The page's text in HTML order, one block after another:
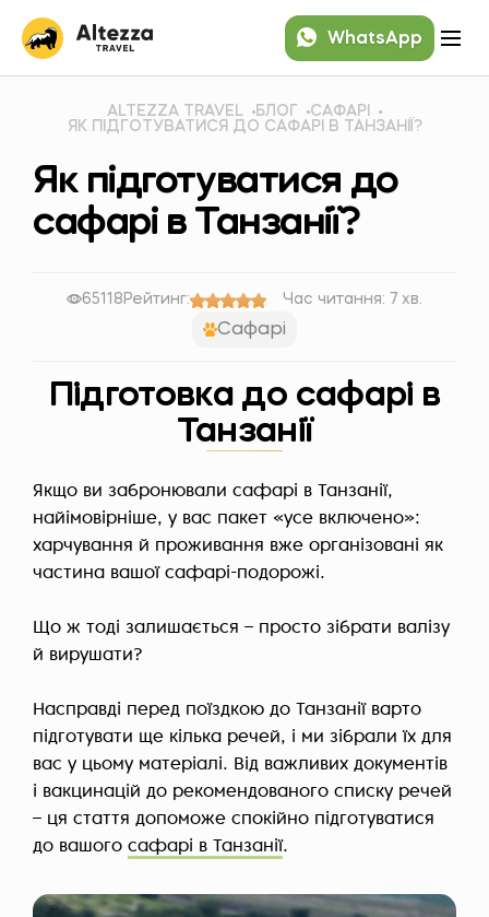
WhatsApp
ALTEZZA TRAVEL БЛОГ
САФАРІ
ЯК ПІДГОТУВАТИСЯ ДО САФАРІ В ТАНЗАНІЇ?
Як підготуватися до
сафарі в Танзанії?
65118 Рейтинг: Час читання: 7 хв.
Сафарі
Підготовка до сафарі в
Танзанії
Якщо ви забронювали сафарі в Танзанії,
найімовірніше, у вас пакет «усе включено»:
харчування й проживання вже організовані як
частина вашої сафарі-подорожі.
Що ж тоді залишається – просто зібрати валізу
й вирушати?
Насправді перед поїздкою до Танзанії варто
підготувати ще кілька речей, і ми зібрали їх для
вас у цьому матеріалі. Від важливих документів
і вакцинацій до рекомендованого списку речей
– ця стаття допоможе спокійно підготуватися
до вашого сафарі в Танзанії.